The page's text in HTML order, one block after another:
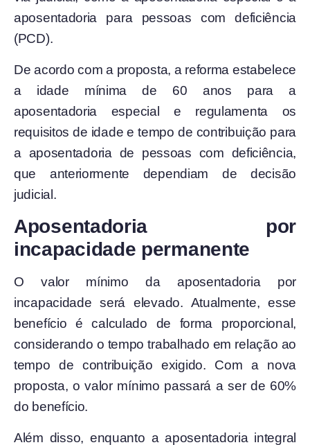
aposentadoria para pessoas com deficiência
(PCD).
De acordo com a proposta, a reforma estabelece
a idade mínima de 60 anos para a
aposentadoria especial e regulamenta os
requisitos de idade e tempo de contribuição para
a aposentadoria de pessoas com deficiência,
que anteriormente dependiam de decisão
judicial.
Aposentadoria por
incapacidade permanente
O valor mínimo da aposentadoria por
incapacidade será elevado. Atualmente, esse
benefício é calculado de forma proporcional,
considerando o tempo trabalhado em relação ao
tempo de contribuição exigido. Com a nova
proposta, o valor mínimo passará a ser de 60%
do benefício.
Além disso, enquanto a aposentadoria integral